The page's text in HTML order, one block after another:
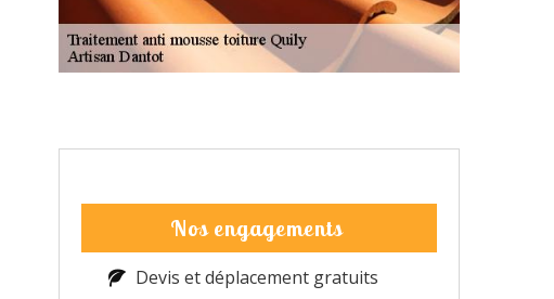
Nos engagements
Devis et déplacement gratuits